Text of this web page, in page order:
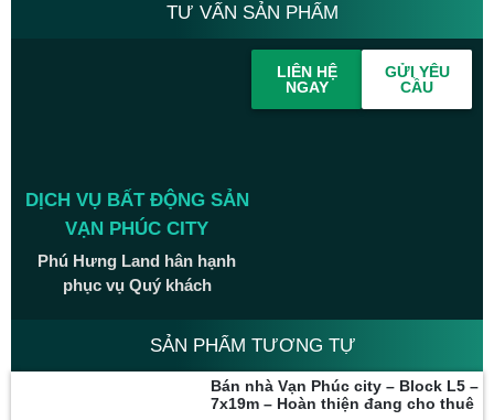
TƯ VẤN SẢN PHẨM
DỊCH VỤ BẤT ĐỘNG SẢN
VẠN PHÚC CITY
Phú Hưng Land hân hạnh
phục vụ Quý khách
LIÊN HỆ
NGAY
GỬI YÊU
CẦU
SẢN PHẨM TƯƠNG TỰ
Bán nhà Vạn Phúc city – Block L5 –
7x19m – Hoàn thiện đang cho thuê